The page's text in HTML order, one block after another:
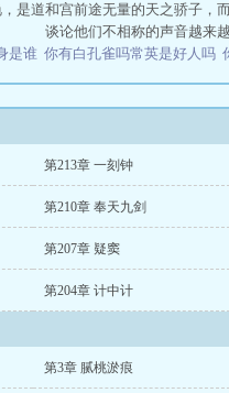
道和宫前途无量的天之骄子，而
论他们不相称的声音越来越
是谁 你有白孔雀吗常英是好人吗
两三金番外 你有白孔雀吗全文完整
你有白孔雀吗欠两三金免费阅读
看 有白色孔雀吗? 白孔雀少见吗
孔雀吗 你有白孔雀吗TXT晋江
雀是有病吗 还有白色的孔雀长什
你有白孔雀吗网盘资源
小说免费阅读无弹窗 你有白孔雀
孔雀吗? 白孔雀的数量
章
有母的吗 有没有白色孔雀
吗无弹窗阅读 你有白孔雀吗无防盗
第213章 一刻钟
第210章 奉天九剑
第207章 疑窦
第204章 计中计
第3章 腻桃淤痕